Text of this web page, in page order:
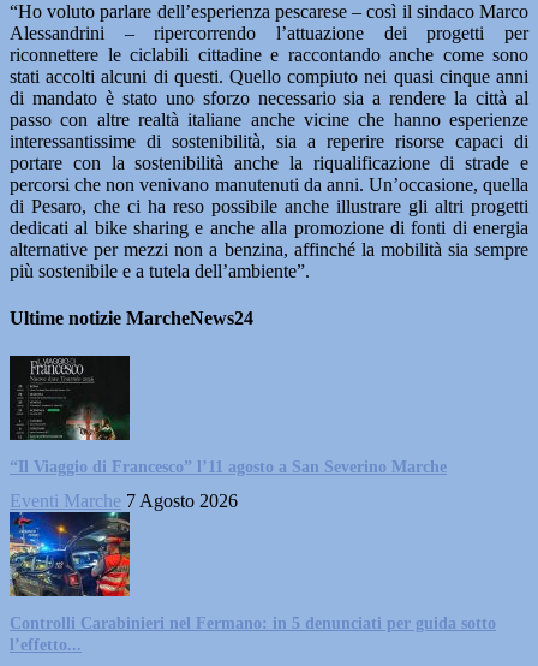
“Ho voluto parlare dell’esperienza pescarese – così il sindaco Marco
Alessandrini – ripercorrendo l’attuazione dei progetti per
riconnettere le ciclabili cittadine e raccontando anche come sono
stati accolti alcuni di questi. Quello compiuto nei quasi cinque anni
di mandato è stato uno sforzo necessario sia a rendere la città al
passo con altre realtà italiane anche vicine che hanno esperienze
interessantissime di sostenibilità, sia a reperire risorse capaci di
portare con la sostenibilità anche la riqualificazione di strade e
percorsi che non venivano manutenuti da anni. Un’occasione, quella
di Pesaro, che ci ha reso possibile anche illustrare gli altri progetti
dedicati al bike sharing e anche alla promozione di fonti di energia
alternative per mezzi non a benzina, affinché la mobilità sia sempre
più sostenibile e a tutela dell’ambiente”.
Ultime notizie MarcheNews24
“Il Viaggio di Francesco” l’11 agosto a San Severino Marche
Eventi Marche 7 Agosto 2026
Controlli Carabinieri nel Fermano: in 5 denunciati per guida sotto
l’effetto...